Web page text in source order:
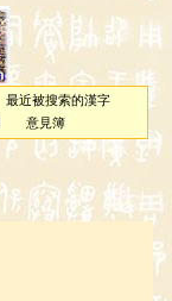
最近被搜索的漢字
意見簿